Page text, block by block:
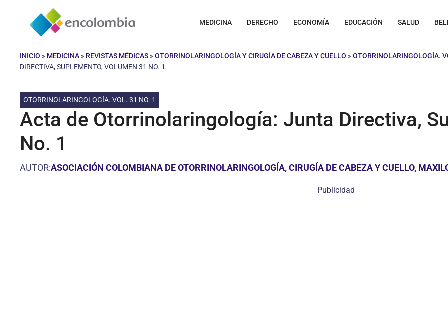
contenido
MEDICINA DERECHO ECONOMÍA EDUCACIÓN SALUD
INICIO » MEDICINA » REVISTAS MÉDICAS » OTORRINOLARINGOLOGÍA Y CIRUGÍA DE CABEZA Y CUELLO » OTORRINOLARINGOLOGÍA.
DIRECTIVA, SUPLEMENTO, VOLUMEN 31 NO. 1
OTORRINOLARINGOLOGÍA. VOL. 31 NO. 1
Acta de Otorrinolaringología: Junta Directiva,
No. 1
AUTOR:ASOCIACIÓN COLOMBIANA DE OTORRINOLARINGOLOGÍA, CIRUGÍA DE CABEZA Y CUELLO,
Publicidad